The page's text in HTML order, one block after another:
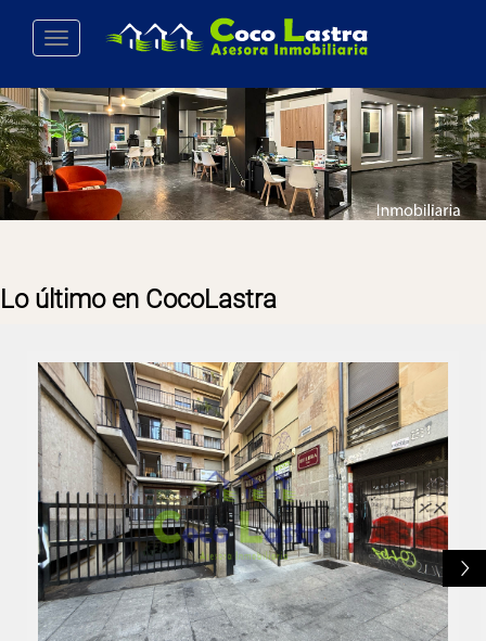
Toggle navigation
Lo último en CocoLastra
L